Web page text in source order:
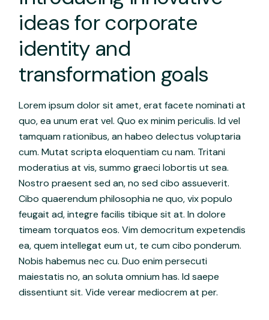
ideas for corporate
identity and
transformation goals
Lorem ipsum dolor sit amet, erat facete nominati at
quo, ea unum erat vel. Quo ex minim periculis. Id vel
tamquam rationibus, an habeo delectus voluptaria
cum. Mutat scripta eloquentiam cu nam. Tritani
moderatius at vis, summo graeci lobortis ut sea.
Nostro praesent sed an, no sed cibo assueverit.
Cibo quaerendum philosophia ne quo, vix populo
feugait ad, integre facilis tibique sit at. In dolore
timeam torquatos eos. Vim democritum expetendis
ea, quem intellegat eum ut, te cum cibo ponderum.
Nobis habemus nec cu. Duo enim persecuti
maiestatis no, an soluta omnium has. Id saepe
dissentiunt sit. Vide verear mediocrem at per.